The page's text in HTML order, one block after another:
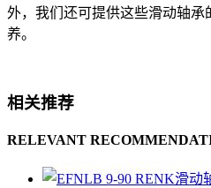
外，我们还可提供这些滑动轴
养。
相关推荐
RELEVANT